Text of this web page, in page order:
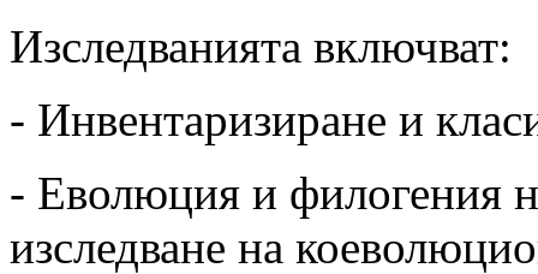
Изследванията включват:
- Инвентаризиране и
- Еволюция и филогения
изследване на